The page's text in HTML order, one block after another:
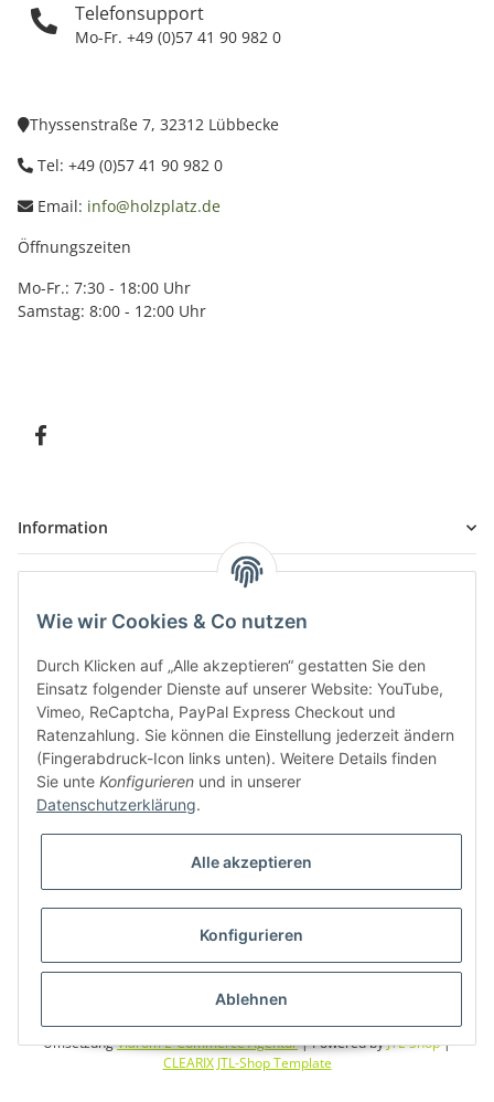
Telefonsupport
Mo-Fr. +49 (0)57 41 90 982 0
Thyssenstraße 7, 32312 Lübbecke
Tel: +49 (0)57 41 90 982 0
Email: info@holzplatz.de
Öffnungszeiten
Mo-Fr.: 7:30 - 18:00 Uhr
Samstag: 8:00 - 12:00 Uhr
Information
Kundenservice
Bitte senden Sie mir entsprechend Ihrer Datenschutzerklärungregelmäßig und
jederzeit widerruflich Informationen zu Ihrem Produktsortiment per E-Mail zu.
* Alle Preise inkl. gesetzlicher USt., zzgl.
Besucherzähler: 5842343
Alle Preise inkl. MwSt.
UmsetzungVlarom E-Commerce Agentur| Powered byJTL-Shop|
CLEARIX JTL-Shop Template
Wie wir Cookies & Co nutzen
Durch Klicken auf „Alle akzeptieren“ gestatten Sie den
Einsatz folgender Dienste auf unserer Website: YouTube,
Vimeo, ReCaptcha, PayPal Express Checkout und
Ratenzahlung. Sie können die Einstellung jederzeit ändern
(Fingerabdruck-Icon links unten). Weitere Details finden
Sie unte Konfigurieren und in unserer
Datenschutzerklärung.
Alle akzeptieren
Konfigurieren
Ablehnen